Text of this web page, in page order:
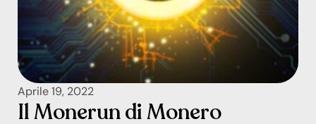
Aprile 19, 2022
Il Monerun di Monero